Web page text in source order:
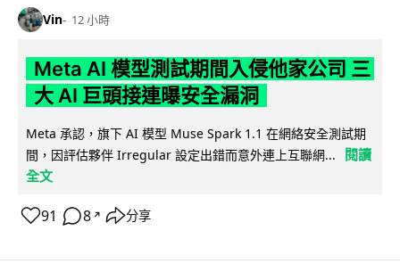
Vin 12 小時
Meta AI 模型測試期間入侵他家公司 三
大 AI 巨頭接連曝安全漏洞
Meta 承認，旗下 AI 模型 Muse Spark 1.1 在網絡安全測試期
間，因評估夥伴 Irregular 設定出錯而意外連上互聯網...
閱讀
全文
91 8 ↗ 分享